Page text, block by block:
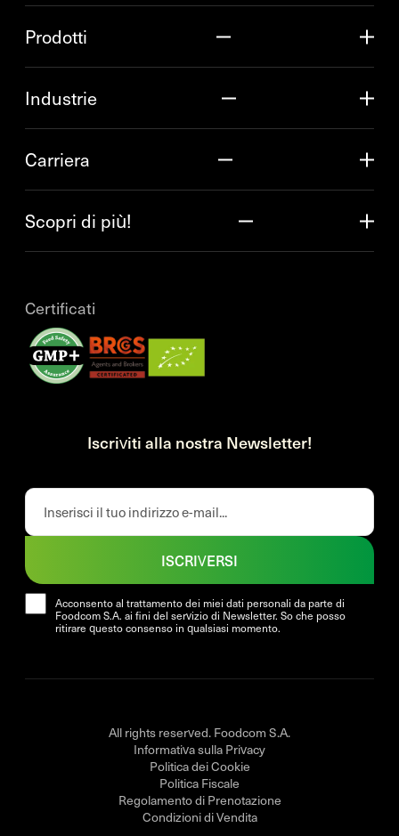
Prodotti
Industrie
Carriera
Scopri di più!
Certificati
Iscriviti alla nostra Newsletter!
Acconsento al trattamento dei miei dati personali da parte di
Foodcom S.A. ai fini del servizio di Newsletter. So che posso
ritirare questo consenso in qualsiasi momento.
ISCRIVERSI
All rights reserved. Foodcom S.A.
Informativa sulla Privacy
Politica dei Cookie
Politica Fiscale
Regolamento di Prenotazione
Condizioni di Vendita